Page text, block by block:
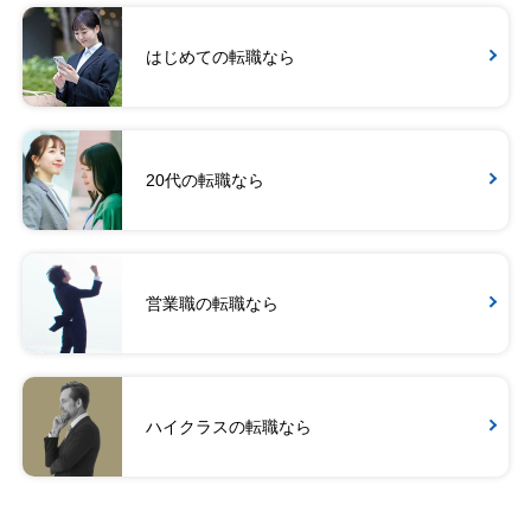
はじめての転職なら
20代の転職なら
営業職の転職なら
ハイクラスの転職なら